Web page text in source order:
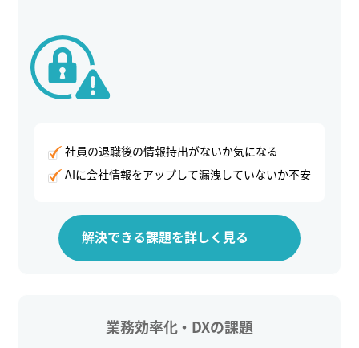
社員の退職後の情報持出がないか気になる
AIに会社情報をアップして漏洩していないか不安
解決できる課題を詳しく見る
業務効率化・DXの課題